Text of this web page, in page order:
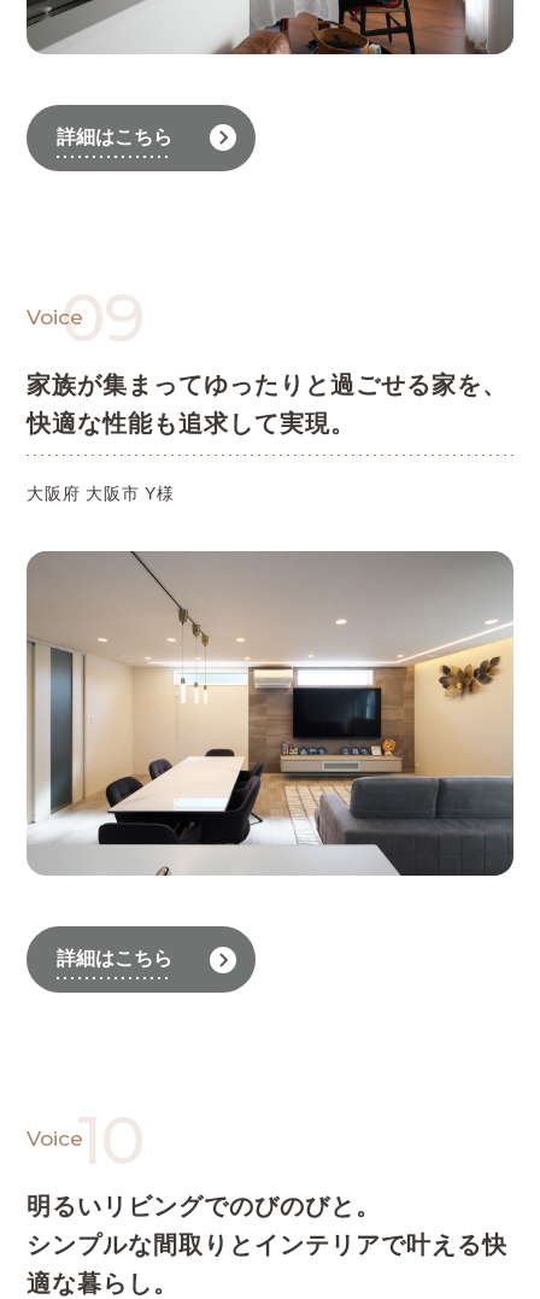
詳細はこちら
Voice09
家族が集まってゆったりと過ごせる家を、
快適な性能も追求して実現。
大阪府 大阪市 Y様
詳細はこちら
Voice10
明るいリビングでのびのびと。
シンプルな間取りとインテリアで叶える快
適な暮らし。